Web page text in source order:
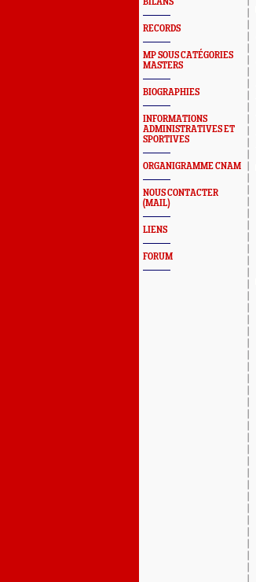
RECORDS
MP SOUS CATÉGORIES
MASTERS
BIOGRAPHIES
INFORMATIONS
ADMINISTRATIVES ET
SPORTIVES
ORGANIGRAMME CNAM
NOUS CONTACTER
(MAIL)
LIENS
FORUM